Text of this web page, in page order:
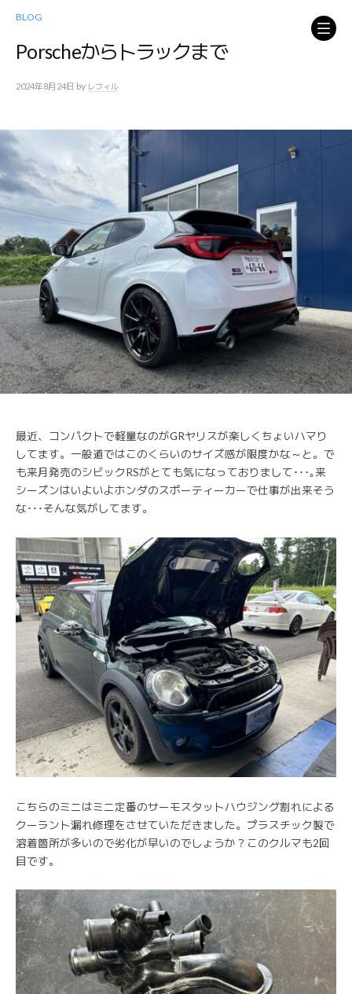
キ
プ
BLOG
Porscheからトラックまで
2024年8月24日 by レフィル
最近、コンパクトで軽量なのがGRヤリスが楽しくちょいハマり
してます。一般道ではこのくらいのサイズ感が限度かな～と。で
も来月発売のシビックRSがとても気になっておりまして･･･｡来
シーズンはいよいよホンダのスポーティーカーで仕事が出来そう
な･･･そんな気がしてます。
こちらのミニはミニ定番のサーモスタットハウジング割れによる
クーラント漏れ修理をさせていただきました。プラスチック製で
溶着箇所が多いので劣化が早いのでしょうか？このクルマも2回
目です。